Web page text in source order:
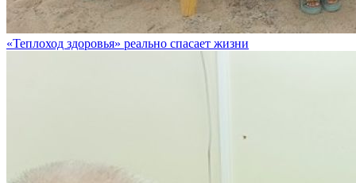
«Теплоход здоровья» реально спасает жизни